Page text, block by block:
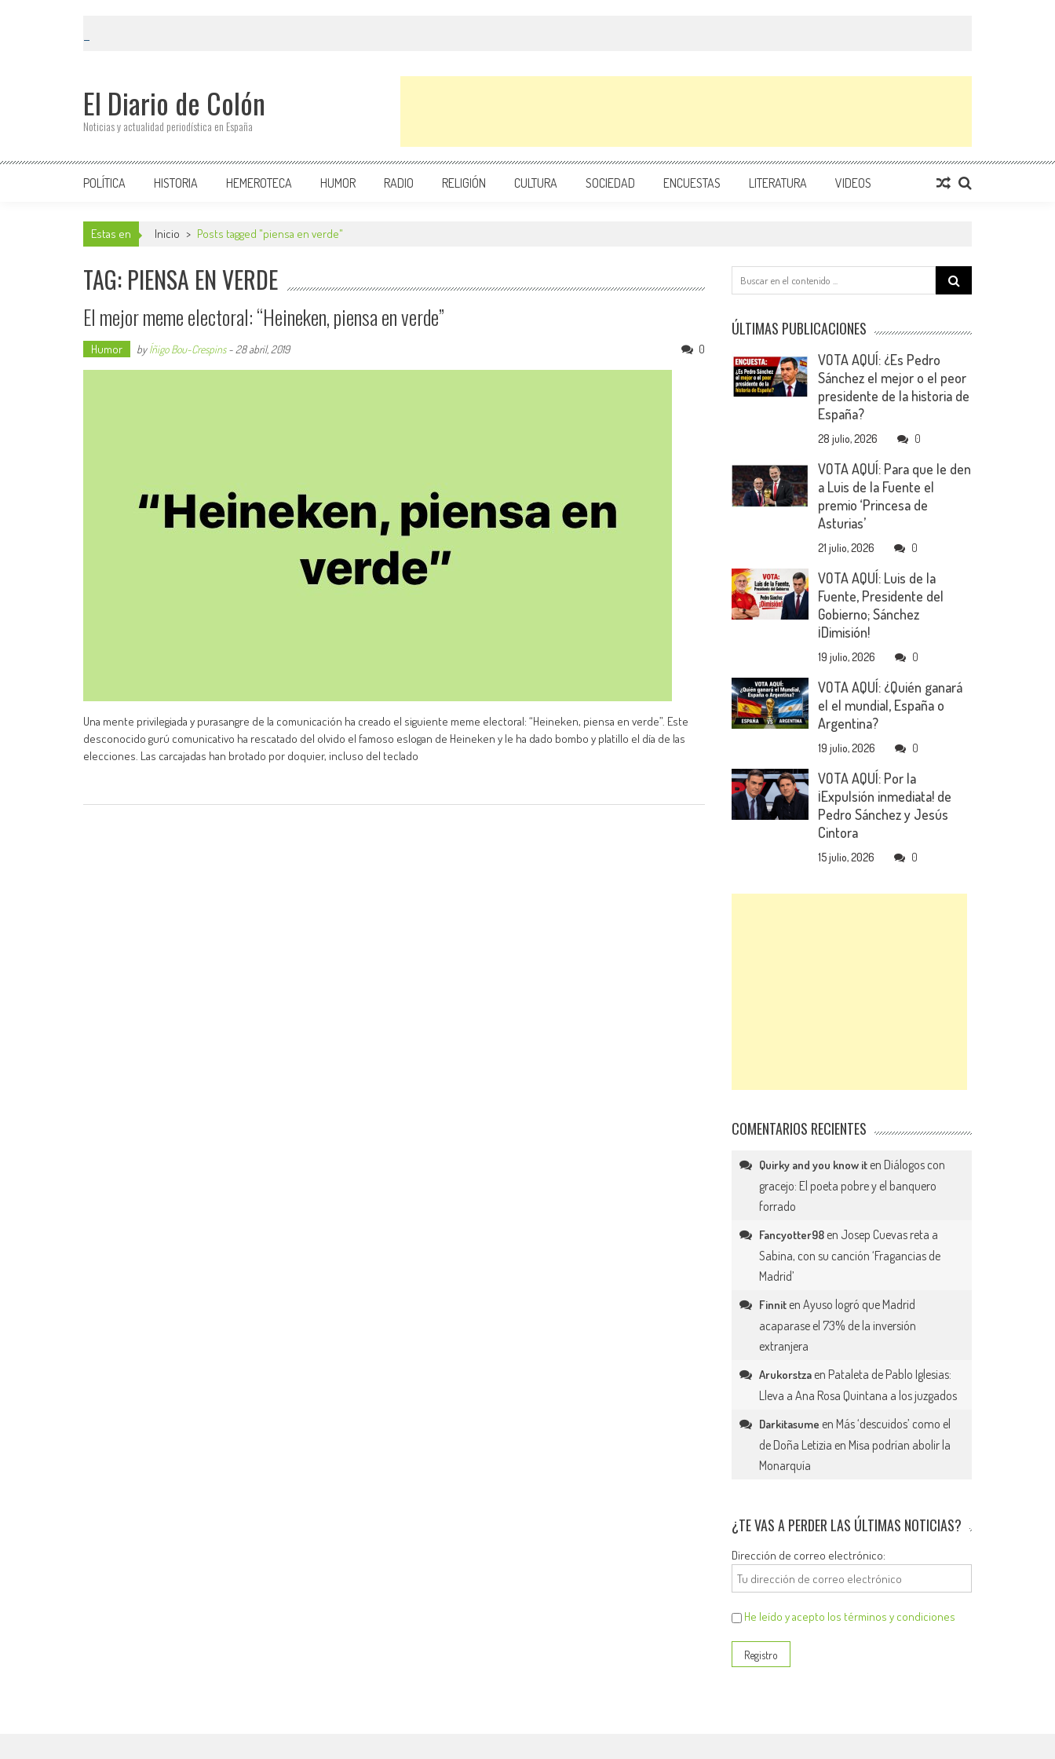
El Diario de Colón
Noticias y actualidad periodística en España
POLÍTICA HISTORIA HEMEROTECA HUMOR RADIO RELIGIÓN CULTURA SOCIEDAD ENCUESTAS LITERATURA VIDEOS
Estas en Inicio > Posts tagged "piensa en verde"
TAG: PIENSA EN VERDE
El mejor meme electoral: “Heineken, piensa en verde”
Humor byÍñigo Bou-Crespins- 28 abril, 2019 0
Una mente privilegiada y purasangre de la comunicación ha creado el siguiente meme electoral: “Heineken, piensa en verde”. Este
desconocido gurú comunicativo ha rescatado del olvido el famoso eslogan de Heineken y le ha dado bombo y platillo el día de las
elecciones. Las carcajadas han brotado por doquier, incluso del teclado
Search
for:
ÚLTIMAS PUBLICACIONES
VOTA AQUÍ: ¿Es Pedro
Sánchez el mejor o el peor
presidente de la historia de
España?
28 julio, 2026 0
VOTA AQUÍ: Para que le den
a Luis de la Fuente el
premio ‘Princesa de
Asturias’
21 julio, 2026 0
VOTA AQUÍ: Luis de la
Fuente, Presidente del
Gobierno; Sánchez
¡Dimisión!
19 julio, 2026 0
VOTA AQUÍ: ¿Quién ganará
el el mundial, España o
Argentina?
19 julio, 2026 0
VOTA AQUÍ: Por la
¡Expulsión inmediata! de
Pedro Sánchez y Jesús
Cintora
15 julio, 2026 0
COMENTARIOS RECIENTES
Quirky and you know it en Diálogos con
gracejo: El poeta pobre y el banquero
forrado
Fancyotter98 en Josep Cuevas reta a
Sabina, con su canción ‘Fragancias de
Madrid’
Finnit enAyuso logró que Madrid
acaparase el 73% de la inversión
extranjera
Arukorstza en Pataleta de Pablo Iglesias:
Lleva a Ana Rosa Quintana a los juzgados
Darkitasume en Más ‘descuidos’ como el
de Doña Letizia en Misa podrían abolir la
Monarquía
¿TE VAS A PERDER LAS ÚLTIMAS NOTICIAS?
Dirección de correo electrónico:
He leído y acepto los términos y condiciones